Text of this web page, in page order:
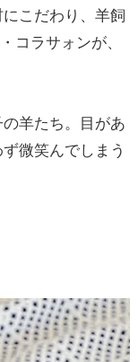
こだわり、羊飼
コラサォンが、
羊たち。目があ
微笑んでしまう